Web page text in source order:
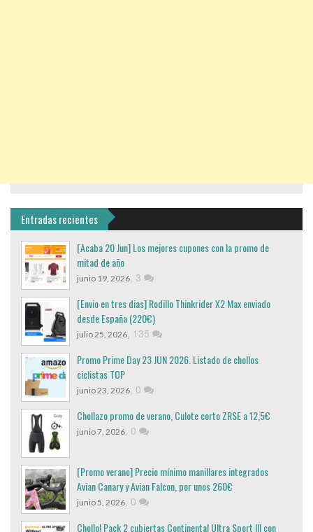
Entradas recientes
[Acaba 20 Jun] Los mejores cupones con la promo de
mitad de año
junio 19, 2026, 3
[Envio en tres dias] Rodillo Thinkrider X2 Max enviado
desde España (220€)
julio 25, 2026, 135
Promo Prime Day 23 JUN 2026. Listado de chollos
ciclistas TOP
junio 23, 2026, 0
Chollazo promo de verano, Culote corto ZRSE a 12,5€
junio 7, 2026, 0
[Promo verano] Precio mínimo manillares integrados
Avian Canary y Avian Falcon, por unos 260€
junio 5, 2026, 0
Chollo! Pack 2 cubiertas Continental Ultra Sport III con